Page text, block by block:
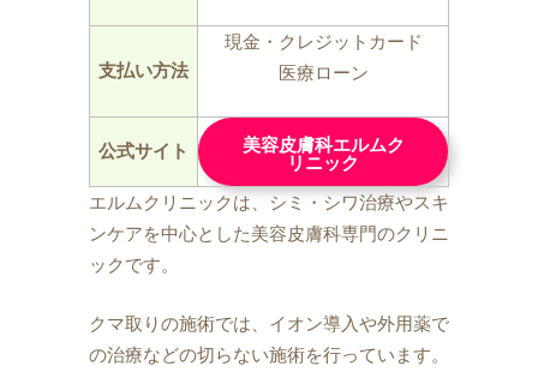
支払い方法
現金・クレジットカード
医療ローン
公式サイト
美容皮膚科エルムク
リニック
エルムクリニックは、シミ・シワ治療やスキ
ンケアを中心とした美容皮膚科専門のクリニ
ックです。
クマ取りの施術では、イオン導入や外用薬で
の治療などの切らない施術を行っています。